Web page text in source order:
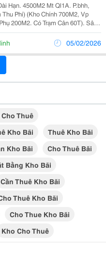
Hạn. 4500M2 Mt Ql1A. P.bhh,
700M2, Vp
200M2. Có Trạm Cân 60T). Sân
Nền Betong Chịu Lực. Container
Showroom Trưng Bày, Trạm...05/02/2026
Thuê
Kho Bãi
Thuê Kho Bãi
Kho Bãi
Cho Thuê Bãi
Bằng Kho Bãi
Cần Thuê Kho Bãi
Thuê Kho Bãi
Cho Thue Kho Bãi
Kho Cho Thuê